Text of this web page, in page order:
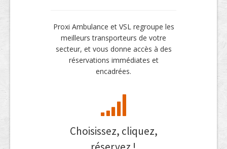
Proxi Ambulance et VSL regroupe les
meilleurs transporteurs de votre
secteur, et vous donne accès à des
réservations immédiates et
encadrées.
Choisissez, cliquez,